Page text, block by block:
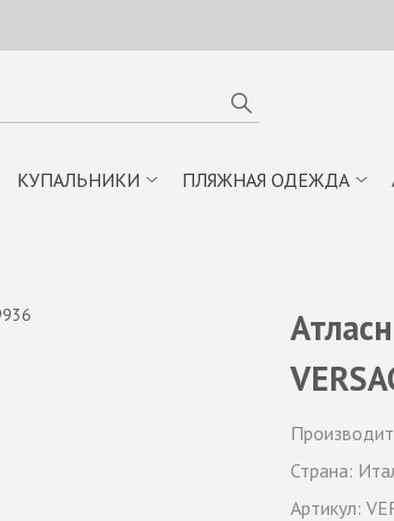
КУПАЛЬНИКИ ПЛЯЖНАЯ ОДЕЖДА
Страна:
Артикул: